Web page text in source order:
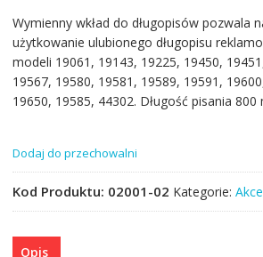
Wymienny wkład do długopisów pozwala
użytkowanie ulubionego długopisu
modeli 19061, 19143, 19225, 19450,
19567, 19580, 19581, 19589, 19591,
19650, 19585, 44302. Długość pisania 800
Dodaj do przechowalni
Kod Produktu: 02001-02 Kategorie:
Opis